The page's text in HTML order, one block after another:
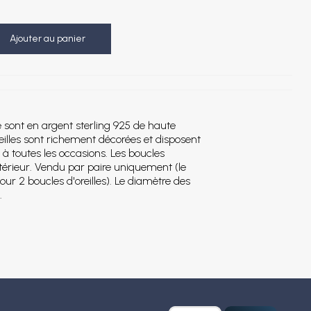
Ajouter au panier
sont en argent sterling 925 de haute
sont richement décorées et disposent
toutes les occasions. Les boucles
Vendu par paire uniquement (le
2 boucles d'oreilles). Le diamètre des